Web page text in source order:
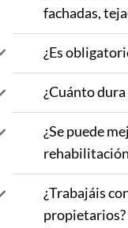
fachadas,
¿Es
¿Cuánto
¿Se puede
¿Trabajáis
propietarios?